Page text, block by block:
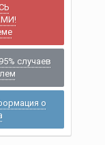
случаев
о